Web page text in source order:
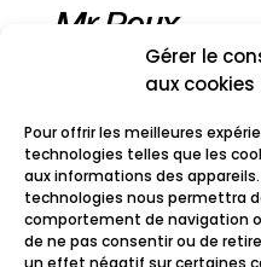
Gérer le
aux cookies
Pour offrir les meilleures
technologies telles que les
aux informations des
technologies nous permettra
comportement de navigation
de ne pas consentir ou de
un effet négatif sur certaines
Mr Roux,
Stuck In The
Wax Tailor,
Zong